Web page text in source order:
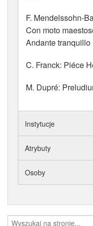
F. Mendelssohn-
Con moto
Andante tranquillo
C. Franck: Piéce
M. Dupré:
Instytucje
Atrybuty
Osoby